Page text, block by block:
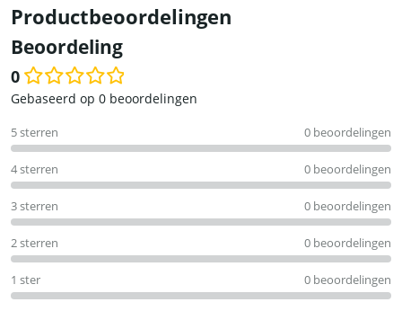
Productbeoordelingen
Beoordeling
0
Waardering
uit
5
Gebaseerd op 0 beoordelingen
5 sterren 0 beoordelingen
4 sterren 0 beoordelingen
3 sterren 0 beoordelingen
2 sterren 0 beoordelingen
1 ster 0 beoordelingen